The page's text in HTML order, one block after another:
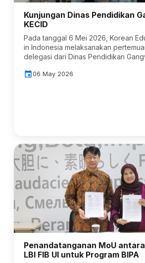
Kunjungan Dinas Pendidikan
KECID
Pada tanggal 6 Mei 2026, Korean
in Indonesia melaksanakan
delegasi dari Dinas Pendidikan
event06 May 2026
Penandatanganan MoU antara
LBI FIB UI untuk Program BIPA